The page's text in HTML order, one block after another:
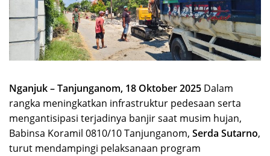
Nganjuk – Tanjunganom, 18 Oktober 2025 Dalam
rangka meningkatkan infrastruktur pedesaan serta
mengantisipasi terjadinya banjir saat musim hujan,
Babinsa Koramil 0810/10 Tanjunganom, Serda Sutarno,
turut mendampingi pelaksanaan program